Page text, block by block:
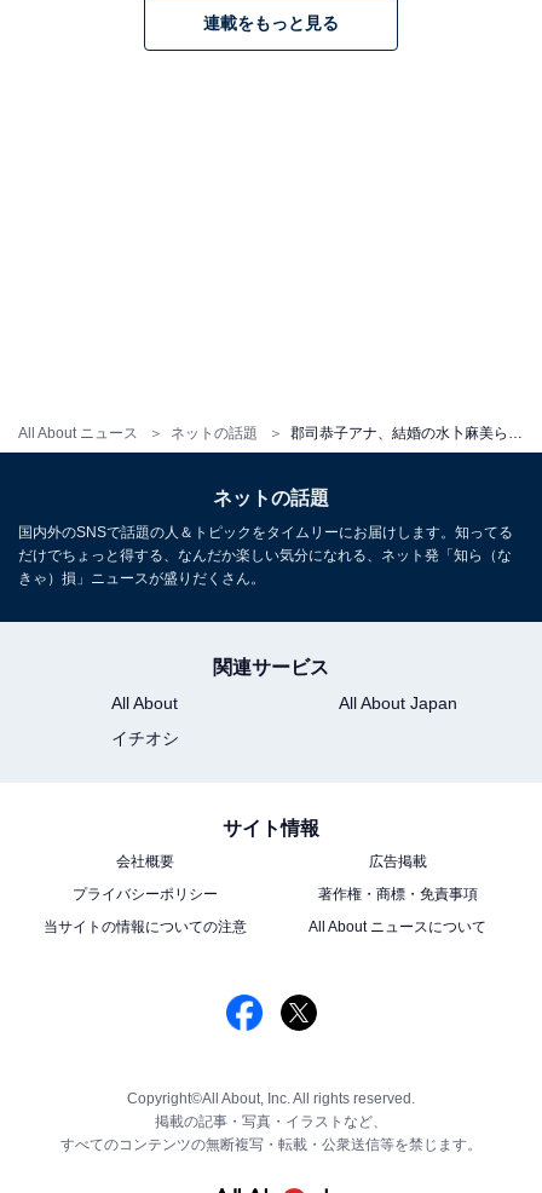
All About ニュース ネットの話題
連載をもっと見る
ネットの話題
国内外のSNSで話題の人＆トピックをタイムリーにお届けします。知ってる
だけでちょっと得する、なんだか楽しい気分になれる、ネット発「知ら（な
きゃ）損」ニュースが盛りだくさん。
関連サービス
All About
All About Japan
イチオシ
サイト情報
会社概要
広告掲載
プライバシーポリシー
著作権・商標・免責事項
当サイトの情報についての注意
All About ニュースについて
Copyright©All About, Inc. All rights reserved.
掲載の記事・写真・イラストなど、
すべてのコンテンツの無断複写・転載・公衆送信等を禁じます。